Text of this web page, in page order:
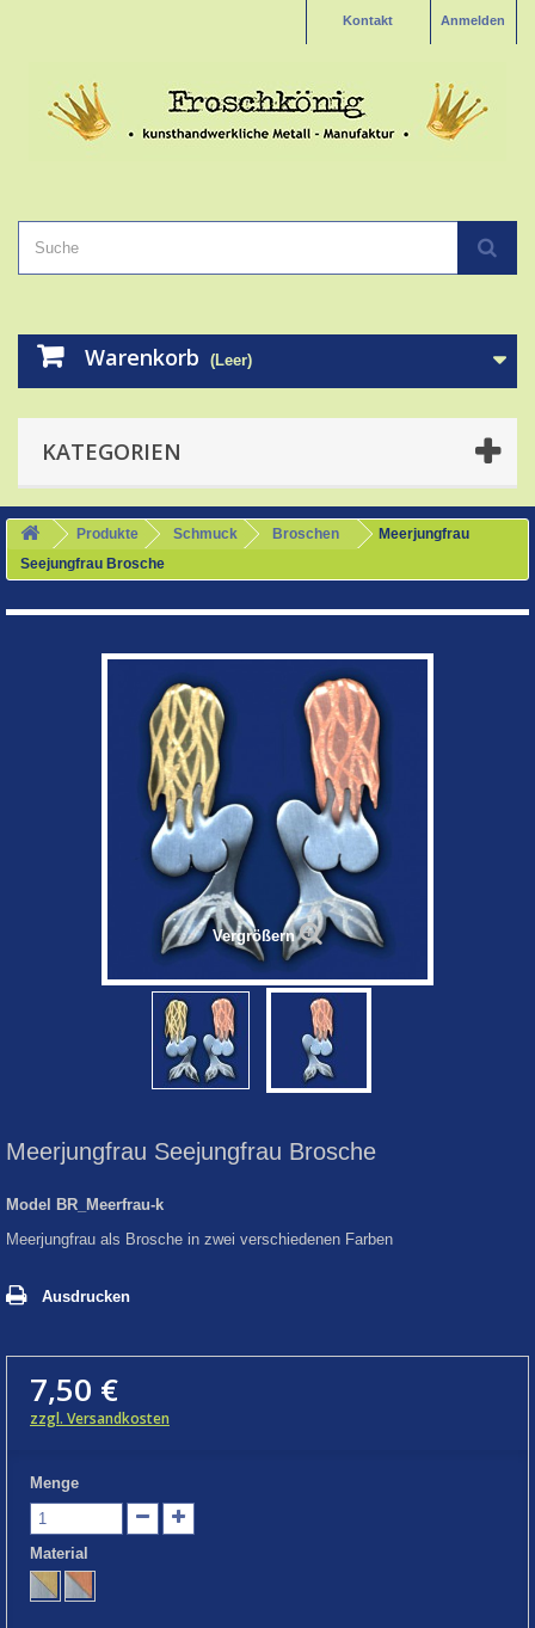
Anmelden
Kontakt
Warenkorb (Leer)
KATEGORIEN
Produkte Schmuck Broschen
Meerjungfrau
Seejungfrau Brosche
Vergrößern
Meerjungfrau Seejungfrau Brosche
Model
BR_Meerfrau-k
Meerjungfrau als Brosche in zwei verschiedenen Farben
Ausdrucken
7,50 €
zzgl. Versandkosten
Menge
Material